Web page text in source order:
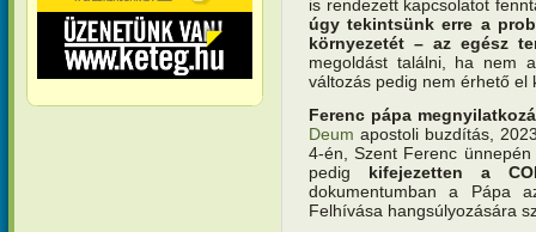
is rendezett kapcsolatot
úgy tekintsünk erre a
környezetét – az egész
megoldást találni, ha nem
változás pedig nem érhető el
Ferenc pápa
Deum apostoli buzdítás,
4-én, Szent Ferenc
pedig kifejezetten a
dokumentumban a Pápa
Felhívása hangsúlyozására